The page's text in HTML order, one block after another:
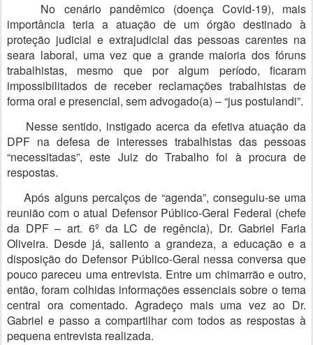
No cenário pandêmico (doença Covid-19), mais
importância teria a atuação de um órgão destinado à
proteção judicial e extrajudicial das pessoas carentes na
seara laboral, uma vez que a grande maioria dos fóruns
trabalhistas, mesmo que por algum período, ficaram
impossibilitados de receber reclamações trabalhistas de
forma oral e presencial, sem advogado(a) – “jus postulandi”.
Nesse sentido, instigado acerca da efetiva atuação da
DPF na defesa de interesses trabalhistas das pessoas
“necessitadas”, este Juiz do Trabalho foi à procura de
respostas.
Após alguns percalços de “agenda”, conseguiu-se uma
reunião com o atual Defensor Público-Geral Federal (chefe
da DPF – art. 6º da LC de regência), Dr. Gabriel Faria
Oliveira. Desde já, saliento a grandeza, a educação e a
disposição do Defensor Público-Geral nessa conversa que
pouco pareceu uma entrevista. Entre um chimarrão e outro,
então, foram colhidas informações essenciais sobre o tema
central ora comentado. Agradeço mais uma vez ao Dr.
Gabriel e passo a compartilhar com todos as respostas à
pequena entrevista realizada.